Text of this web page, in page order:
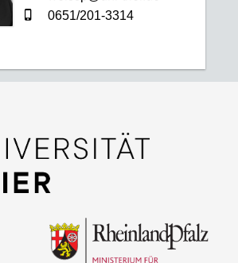
0651/201-3314